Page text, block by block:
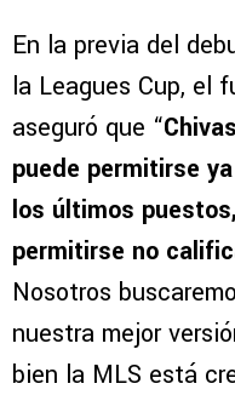
En la previa del
la Leagues Cup, el
aseguró que “
puede permitirse
los últimos
permitirse no
Nosotros
nuestra mejor
bien la MLS está